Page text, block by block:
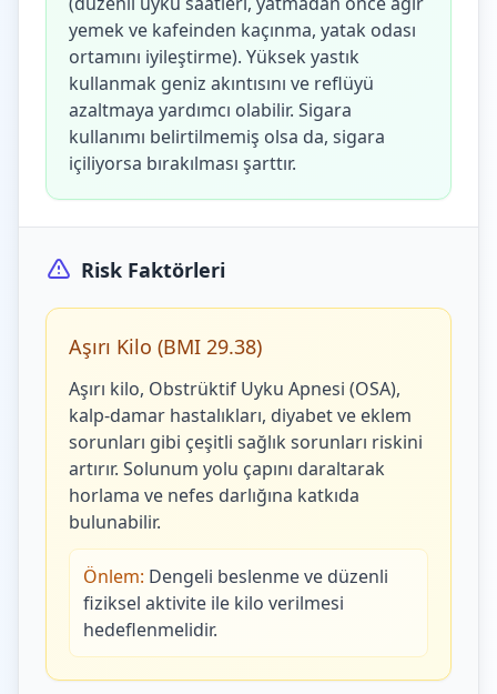
yemek ve kafeinden kaçınma, yatak odası
ortamını iyileştirme). Yüksek yastık
kullanmak geniz akıntısını ve reflüyü
azaltmaya yardımcı olabilir. Sigara
kullanımı belirtilmemiş olsa da, sigara
içiliyorsa bırakılması şarttır.
Risk Faktörleri
Aşırı Kilo (BMI 29.38)
Aşırı kilo, Obstrüktif Uyku Apnesi (OSA),
kalp-damar hastalıkları, diyabet ve eklem
sorunları gibi çeşitli sağlık sorunları riskini
artırır. Solunum yolu çapını daraltarak
horlama ve nefes darlığına katkıda
bulunabilir.
Önlem: Dengeli beslenme ve düzenli
fiziksel aktivite ile kilo verilmesi
hedeflenmelidir.